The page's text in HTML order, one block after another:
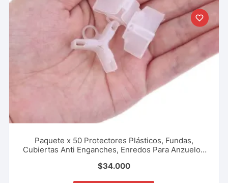
Paquete x 50 Protectores Plásticos, Fundas,
Cubiertas Anti Enganches, Enredos Para Anzuelos
Deportiva, Rio, Lago, Mar.
$34.000